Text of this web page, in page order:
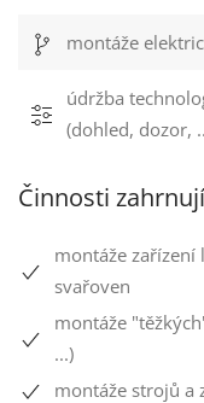
montáže
údržba
(dohled, dozor,
Činnosti
montáže zařízení
svařoven
montáže
...)
montáže strojů a